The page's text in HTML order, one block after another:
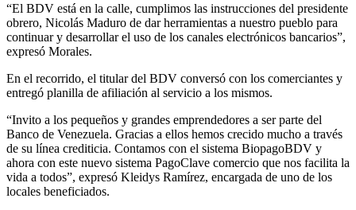
“El BDV está en la calle, cumplimos las instrucciones del presidente
obrero, Nicolás Maduro de dar herramientas a nuestro pueblo para
continuar y desarrollar el uso de los canales electrónicos bancarios”,
expresó Morales.
En el recorrido, el titular del BDV conversó con los comerciantes y
entregó planilla de afiliación al servicio a los mismos.
“Invito a los pequeños y grandes emprendedores a ser parte del
Banco de Venezuela. Gracias a ellos hemos crecido mucho a través
de su línea crediticia. Contamos con el sistema BiopagoBDV y
ahora con este nuevo sistema PagoClave comercio que nos facilita la
vida a todos”, expresó Kleidys Ramírez, encargada de uno de los
locales beneficiados.